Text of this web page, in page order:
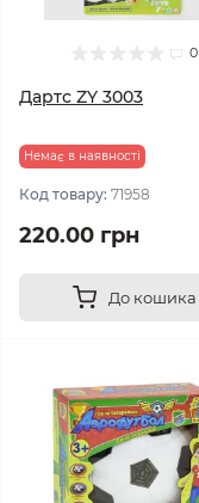
0
Дартс ZY 3003
Немає в наявності
Код товару: 71958
220.00 грн
До кошика